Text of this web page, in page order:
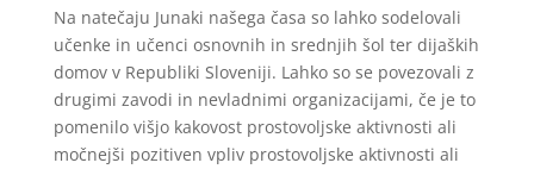
Na natečaju Junaki našega časa so lahko sodelovali
učenke in učenci osnovnih in srednjih šol ter dijaških
domov v Republiki Sloveniji. Lahko so se povezovali z
drugimi zavodi in nevladnimi organizacijami, če je to
pomenilo višjo kakovost prostovoljske aktivnosti ali
močnejši pozitiven vpliv prostovoljske aktivnosti ali